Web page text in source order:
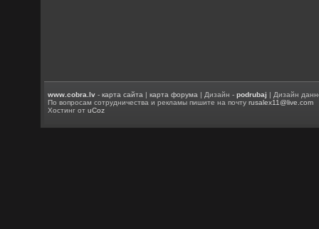
www.cobra.lv -карта сайта |карта форума | Дизайн -podrubaj | Дизайн
По вопросам сотрудничества и рекламы пишите на почтуrusalex11@live.com
Хостинг отuCoz